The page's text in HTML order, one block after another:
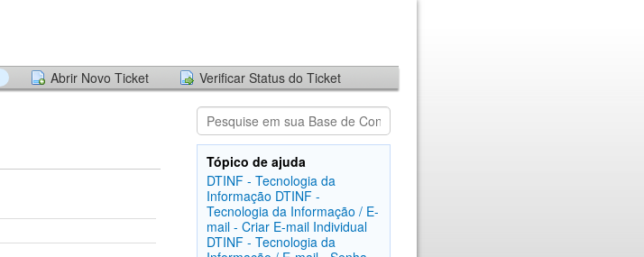
Abrir Novo Ticket Verificar Status do Ticket
Tópico de ajuda
DTINF - Tecnologia da
Informação DTINF -
Tecnologia da Informação / E-
mail - Criar E-mail Individual
DTINF - Tecnologia da